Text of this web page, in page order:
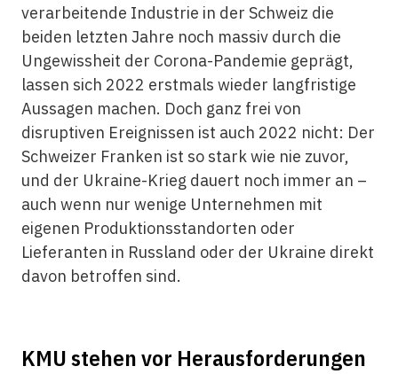
verarbeitende Industrie in der Schweiz die
beiden letzten Jahre noch massiv durch die
Ungewissheit der Corona-Pandemie geprägt,
lassen sich 2022 erstmals wieder langfristige
Aussagen machen. Doch ganz frei von
disruptiven Ereignissen ist auch 2022 nicht: Der
Schweizer Franken ist so stark wie nie zuvor,
und der Ukraine-Krieg dauert noch immer an –
auch wenn nur wenige Unternehmen mit
eigenen Produktionsstandorten oder
Lieferanten in Russland oder der Ukraine direkt
davon betroffen sind.
KMU stehen vor Herausforderungen